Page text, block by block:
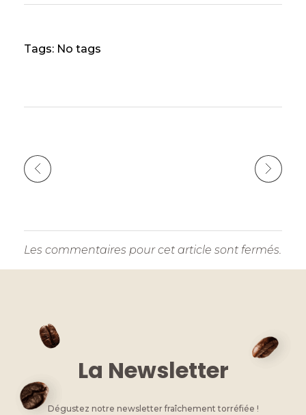
e
n
e
o
k
e te ts l
y
Tags: No tags
Les commentaires pour cet article sont fermés.
La Newsletter
Dégustez notre newsletter fraîchement torréfiée !